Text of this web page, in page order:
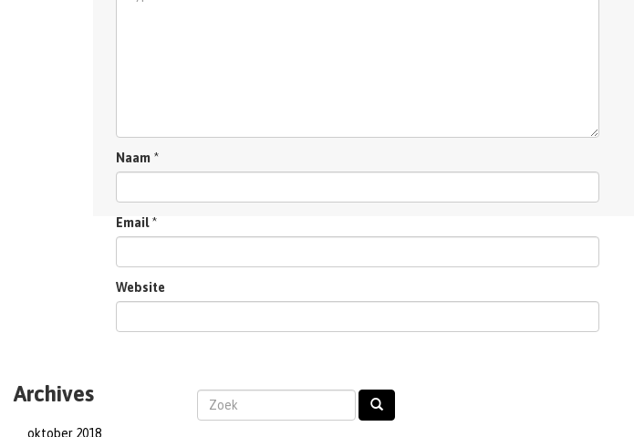
Naam *
Email *
Website
Archives
oktober 2018